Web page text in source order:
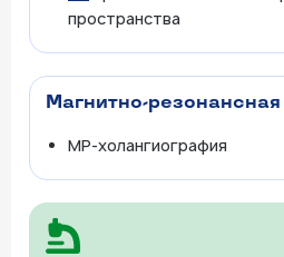
пространства
Магнитно-
МР-холангиография